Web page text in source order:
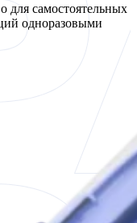
для самостоятельных
одноразовыми